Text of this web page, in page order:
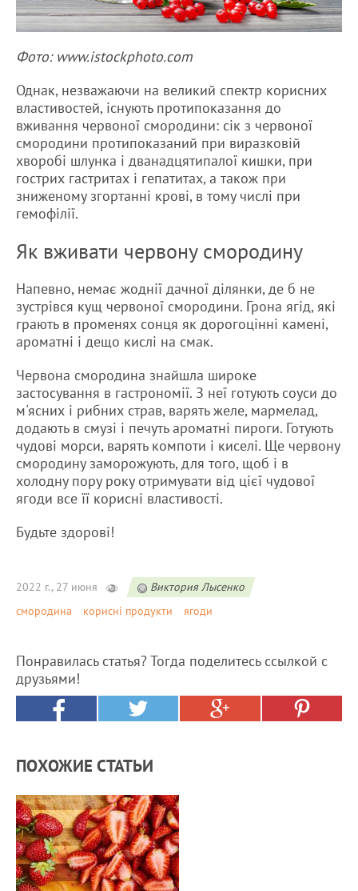
Фото: www.istockphoto.com
Однак, незважаючи на великий спектр корисних
властивостей, існують протипоказання до
вживання червоної смородини: сік з червоної
смородини протипоказаний при виразковій
хворобі шлунка і дванадцятипалої кишки, при
гострих гастритах і гепатитах, а також при
зниженому згортанні крові, в тому числі при
гемофілії.
Як вживати червону смородину
Напевно, немає жоднії дачної ділянки, де б не
зустрівся кущ червоної смородини. Грона ягід, які
грають в променях сонця як дорогоцінні камені,
ароматні і дещо кислі на смак.
Червона смородина знайшла широке
застосування в гастрономії. З неї готують соуси до
м'ясних і рибних страв, варять желе, мармелад,
додають в смузі і печуть ароматні пироги. Готують
чудові морси, варять компоти і киселі. Ще червону
смородину заморожують, для того, щоб і в
холодну пору року отримувати від цієї чудової
ягоди все її корисні властивості.
Будьте здорові!
2022 г., 27 июня
Виктория Лысенко
смородина
корисні продукти ягоди
Понравилась статья? Тогда поделитесь ссылкой с
друзьями!
ПОХОЖИЕ СТАТЬИ